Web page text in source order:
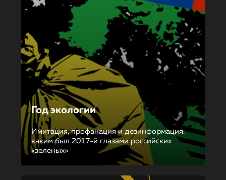
Год экологии
Имитация, профанация и дезинформация:
каким был 2017-й глазами российских
«зеленых»